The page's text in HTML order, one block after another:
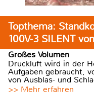
Topthema:
100V-3 SILENT
Großes Volumen
Druckluft wird in der
Aufgaben gebraucht,
von Ausblas- und
>> Mehr erfahren